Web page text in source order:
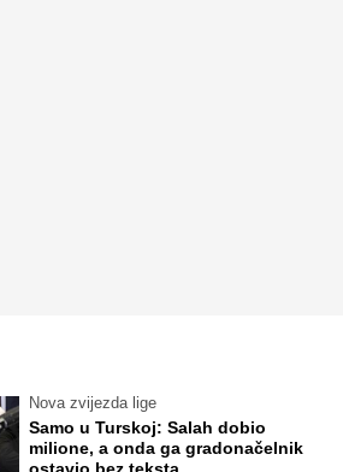
Nova zvijezda lige
Samo u Turskoj: Salah dobio
milione, a onda ga gradonačelnik
ostavio bez teksta